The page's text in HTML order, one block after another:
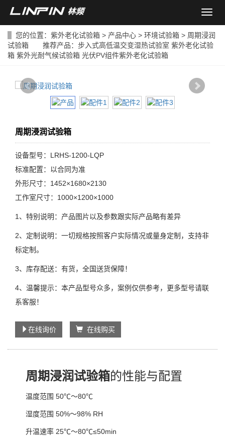
导
菜
单
您的位置： 紫外老化试验箱 > 产品中心 > 环境试验箱 > 周期浸润
试验箱 推荐产品： 步入式高低温交变湿热试验室 紫外老化试验
箱 紫外光耐气候试验箱 光伏PV组件紫外老化试验箱
周期浸润试验箱
设备型号：LRHS-1200-LQP
标准配置：以合同为准
外形尺寸：1452×1680×2130
工作室尺寸：1000×1200×1000
1、特别说明：产品图片以及参数跟实际产品略有差异
2、定制说明：一切规格按照客户实际情况或量身定制，支持非
标定制。
3、库存配送：有货，全国送货保障！
4、温馨提示：本产品型号众多，案例仅供参考，更多型号请联
系客服！
在线询价 在线购买
周期浸润试验箱的性能与配置
温度范围 50℃～80℃
湿度范围 50%～98% RH
升温速率 25℃～80℃≤50min